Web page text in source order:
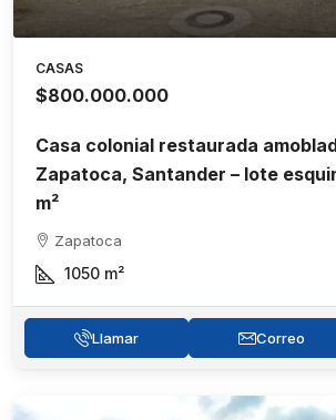
CASAS
$800.000.000
Casa colonial restaurada
Zapatoca, Santander – lote
m²
Zapatoca
1050 m²
Llamar Correo